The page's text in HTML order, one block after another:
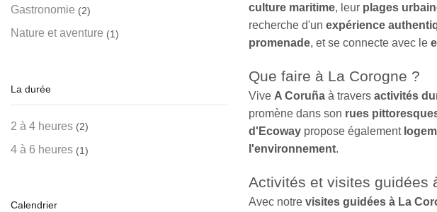
culture maritime, leur plages
recherche d'un expérience
promenade, et se connecte avec le
Que faire à La Corogne ?
Vive A Coruña à travers activités
promène dans son rues
d'Ecoway propose également
l'environnement.
Activités et visites guidées
Avec notre visites guidées à La
Gastronomie (2)
Nature et aventure (1)
La durée
2 à 4 heures (2)
4 à 6 heures (1)
Calendrier